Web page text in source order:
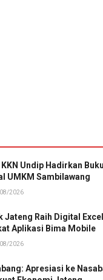
Undip Hadirkan
UMKM Sambilawang
2026
Jateng Raih Digital
Aplikasi Bima Mobile
2026
Apresiasi ke